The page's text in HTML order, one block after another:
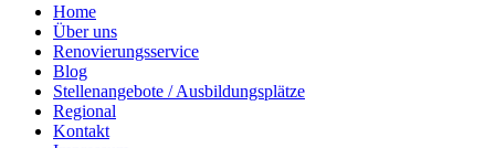
Home
Über uns
Renovierungsservice
Blog
Stellenangebote / Ausbildungsplätze
Regional
Kontakt